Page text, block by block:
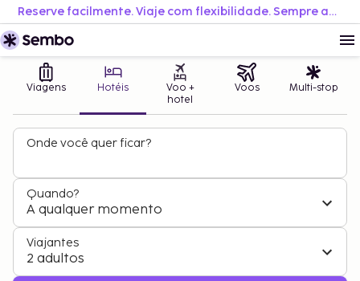
Reserve facilmente. Viaje com flexibilidade. Sempre ao melhor preço.
Viagens Hotéis
Voo +
hotel
Voos Multi-stop
Onde você quer ficar?
Quando?
A qualquer momento
Viajantes
2 adultos